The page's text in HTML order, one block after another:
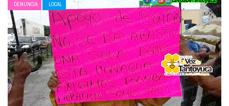
DENUNCIA LOCAL